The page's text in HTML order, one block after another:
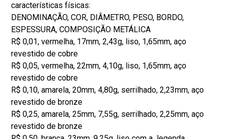
características físicas:
DENOMINAÇÃO, COR, DIÂMETRO, PESO, BORDO,
ESPESSURA, COMPOSIÇÃO METÁLICA
R$ 0,01, vermelha, 17mm, 2,43g, liso, 1,65mm, aço
revestido de cobre
R$ 0,05, vermelha, 22mm, 4,10g, liso, 1,65mm, aço
revestido de cobre
R$ 0,10, amarela, 20mm, 4,80g, serrilhado, 2,23mm, aço
revestido de bronze
R$ 0,25, amarela, 25mm, 7,55g, serrilhado, 2,25mm, aço
revestido de bronze